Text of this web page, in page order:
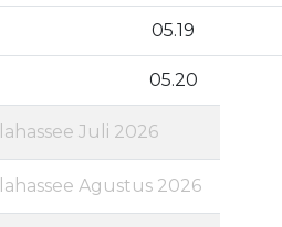
05.19
05.20
Juli 2026
Agustus 2026